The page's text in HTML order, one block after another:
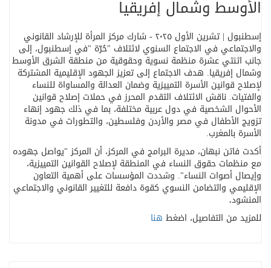
الأوسط وشمال إفريقيا
إسطنبول | تشرين الأول ٢٠٢٥ - شارك مركز المرأة للإرشاد القانوني
والاجتماعي في الاجتماع السنوي لائتلاف "حُرّة "في إسطنبول، إلى
جانب اثنتي عشرة منظمة نسوية وحقوقية من منطقة الشرق الأوسط
وشمال إفريقيا. هدف الاجتماع إلى تعزيز الجهود الإقليمية المشتركة
لإصلاح قوانين الأسرة التمييزية وضمان العدالة والمساواة للنساء
والفتيات. ناقش الائتلاف التقدم المحرز في حملات إصلاح قوانين
الأحوال الشخصية في دول عربية مختلفة، بما في ذلك جهود إنهاء
تزويج الأطفال في مصر والأردن وفلسطين، والتطورات في مدونة
الأسرة بالمغرب.
أكدت فاتن نبهان، مديرة البرامج في المركز، أن المركز "يواصل جهوده
مع منظمات حقوق النساء في المنطقة لإصلاح القوانين التمييزية،
وإيصال أصوات النساء". وشددت المؤسسات على أهمية التعاون
الإقليمي والتضامن النسوي كقوة دافعة للتغيير القانوني والاجتماعي
المنشود.
للمزيد من التفاصيل، اضغط هنا